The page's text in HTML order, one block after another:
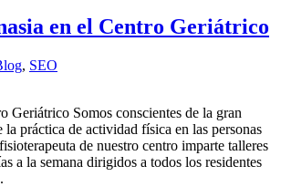
en el Centro Geriátrico
, SEO
Geriátrico Somos conscientes de la gran
la práctica de actividad física en las personas
de nuestro centro imparte talleres
a la semana dirigidos a todos los residentes